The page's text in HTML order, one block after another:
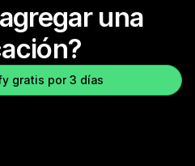
una
gratis por 3 días